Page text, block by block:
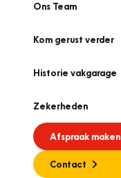
Ons Team
Kom gerust verder
Historie vakgarage
Zekerheden
Afspraak maken
Contact